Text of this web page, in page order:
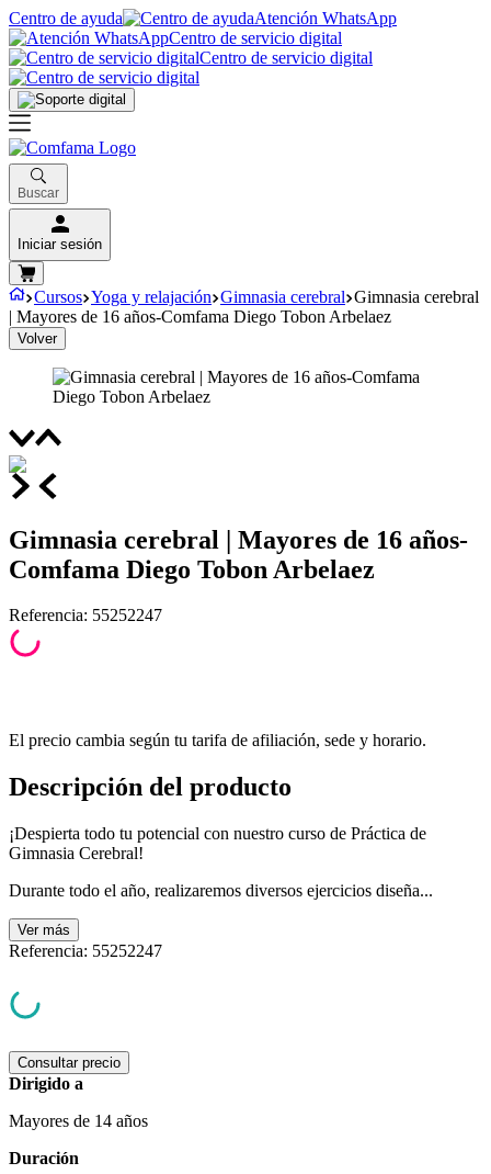
Centro de ayuda
Atención WhatsApp
Centro de servicio digital
Centro de servicio digital
Buscar
Iniciar sesión
Cursos Yoga y relajación Gimnasia cerebral Gimnasia cerebral
| Mayores de 16 años-Comfama Diego Tobon Arbelaez
Volver
Gimnasia cerebral | Mayores de 16 años-
Comfama Diego Tobon Arbelaez
Referencia: 55252247
El precio cambia según tu tarifa de afiliación, sede y horario.
Descripción del producto
¡Despierta todo tu potencial con nuestro curso de Práctica de
Gimnasia Cerebral!
Durante todo el año, realizaremos diversos ejercicios diseña...
Ver más
Referencia: 55252247
Consultar precio
Dirigido a
Mayores de 14 años
Duración